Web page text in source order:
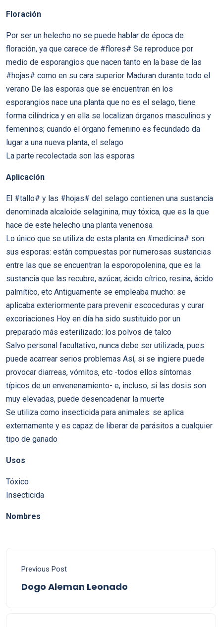
Floración
Por ser un helecho no se puede hablar de época de
floración, ya que carece de #flores# Se reproduce por
medio de esporangios que nacen tanto en la base de las
#hojas# como en su cara superior Maduran durante todo el
verano De las esporas que se encuentran en los
esporangios nace una planta que no es el selago, tiene
forma cilíndrica y en ella se localizan órganos masculinos y
femeninos; cuando el órgano femenino es fecundado da
lugar a una nueva planta, el selago
La parte recolectada son las esporas
Aplicación
El #tallo# y las #hojas# del selago contienen una sustancia
denominada alcaloide selaginina, muy tóxica, que es la que
hace de este helecho una planta venenosa
Lo único que se utiliza de esta planta en #medicina# son
sus esporas: están compuestas por numerosas sustancias
entre las que se encuentran la esporopolenina, que es la
sustancia que las recubre, azúcar, ácido cítrico, resina, ácido
palmítico, etc Antiguamente se empleaba mucho: se
aplicaba exteriormente para prevenir escoceduras y curar
excoriaciones Hoy en día ha sido sustituido por un
preparado más esterilizado: los polvos de talco
Salvo personal facultativo, nunca debe ser utilizada, pues
puede acarrear serios problemas Así, si se ingiere puede
provocar diarreas, vómitos, etc -todos ellos síntomas
típicos de un envenenamiento- e, incluso, si las dosis son
muy elevadas, puede desencadenar la muerte
Se utiliza como insecticida para animales: se aplica
externamente y es capaz de liberar de parásitos a cualquier
tipo de ganado
Usos
Tóxico
Insecticida
Nombres
Previous Post
Dogo Aleman Leonado